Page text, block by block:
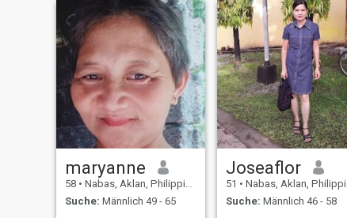
maryanne
58 • Nabas, Aklan, Philippinen
Suche: Männlich 49 - 65
Joseaflor
51 • Nabas, Aklan, Philippinen
Suche: Männlich 46 - 58